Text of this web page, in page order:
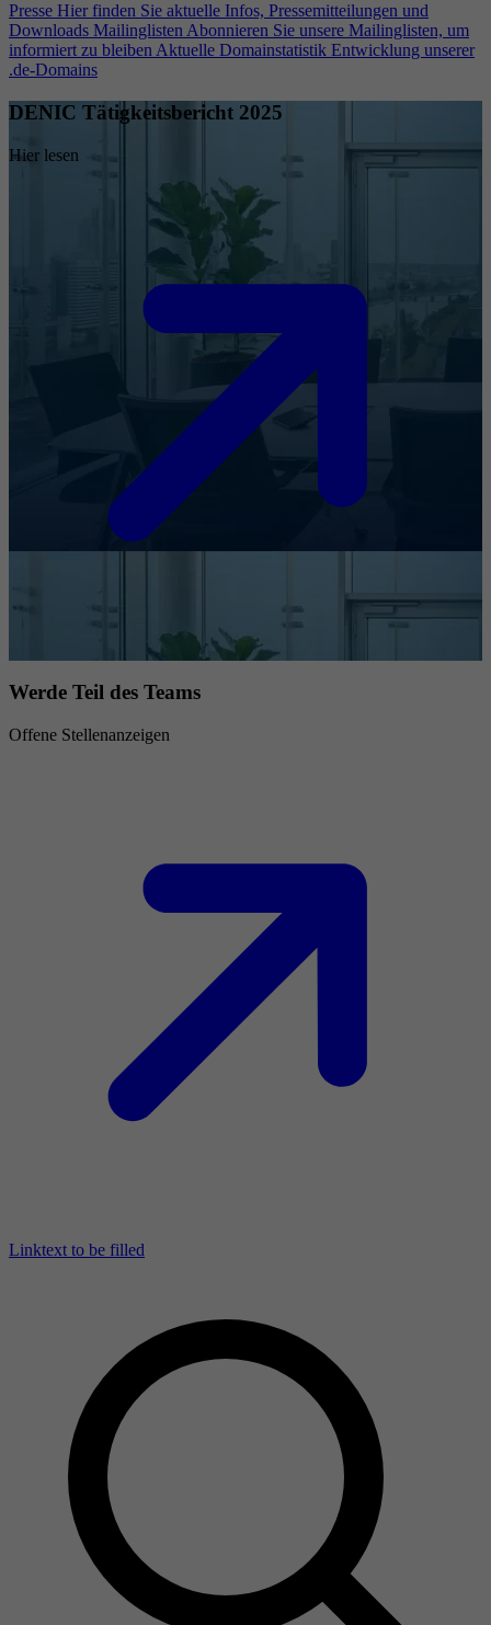
Presse Hier finden Sie aktuelle Infos, Pressemitteilungen und
Downloads Mailinglisten Abonnieren Sie unsere Mailinglisten, um
informiert zu bleiben Aktuelle Domainstatistik Entwicklung unserer
.de-Domains
DENIC Tätigkeitsbericht 2025
Hier lesen
Werde Teil des Teams
Offene Stellenanzeigen
Linktext to be filled